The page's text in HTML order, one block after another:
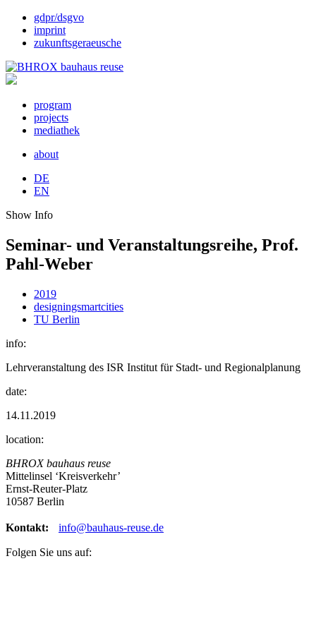
gdpr/dsgvo
imprint
zukunftsgeraeusche
program
projects
mediathek
about
DE
EN
Show Info
Seminar- und Veranstaltungsreihe, Prof.
Pahl-Weber
2019
designingsmartcities
TU Berlin
info:
Lehrveranstaltung des ISR Institut für Stadt- und Regionalplanung
date:
14.11.2019
location:
BHROX bauhaus reuse
Mittelinsel ‘Kreisverkehr’
Ernst-Reuter-Platz
10587 Berlin
Kontakt: info@bauhaus-reuse.de
Folgen Sie uns auf: